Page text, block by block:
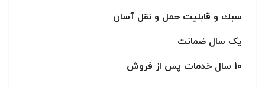
سبك و قابليت حمل و نقل آسان
یک سال ضمانت
10 سال خدمات پس از فروش